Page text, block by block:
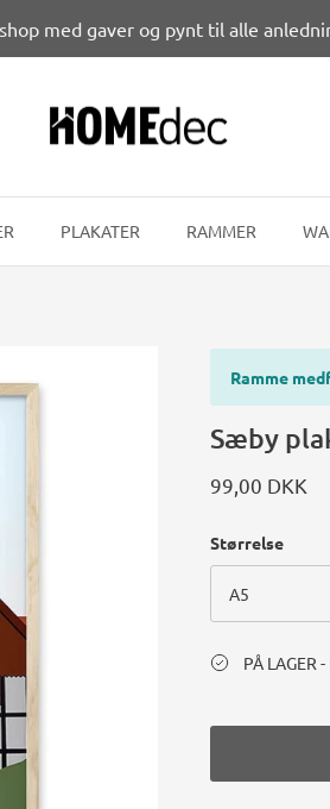
med gaver og pynt til alle
PLAKATER RAMMER
Ramme
Sæby
99,00 DKK
Størrelse
A5
PÅ